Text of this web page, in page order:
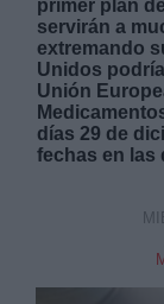
primer plan
servirán a
extremando
Unidos
Unión
días 29 de
fechas en las
Derechos:
Información
link